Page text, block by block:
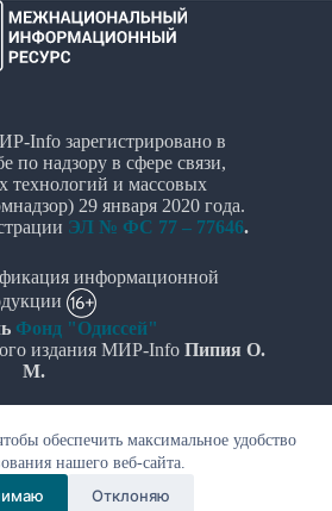
обеспечить максимальное удобство
нашего веб-сайта.
Отклоняю
Info зарегистрировано в
по надзору в сфере связи,
и массовых
29 января 2020 года.
ЭЛ № ФС 77 – 77646.
информационной
Фонд "Одиссей"
издания МИР-Info Пипия О.
М.
данных
2020-2026г. - "МИР-Info"